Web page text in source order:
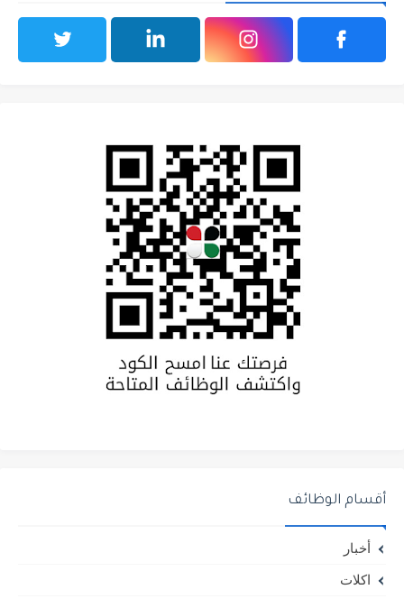
أقسام الوظائف
أخبار
اكلات